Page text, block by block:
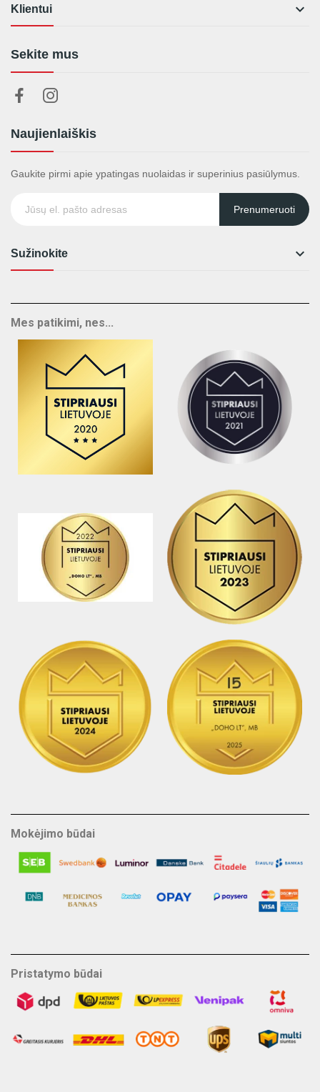
Klientui 
Sekite mus
Naujienlaiškis
Gaukite pirmi apie ypatingas nuolaidas ir superinius pasiūlymus.
Prenumeruoti
Sužinokite 
Mes patikimi, nes...
Mokėjimo būdai
Pristatymo būdai